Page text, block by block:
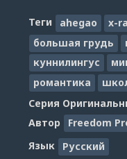
Теги ahegao x-
большая грудь
куннилингус
романтика
Серия
Автор
Freedom
Язык
Русский